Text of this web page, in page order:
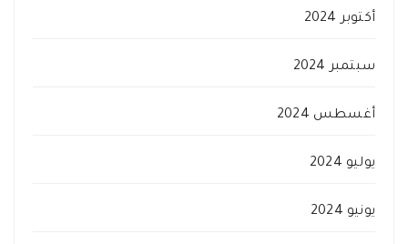
أكتوبر 2024
سبتمبر 2024
أغسطس 2024
يوليو 2024
يونيو 2024